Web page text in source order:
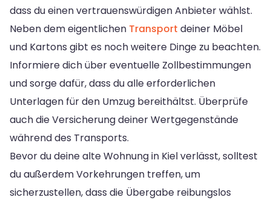
dass du einen vertrauenswürdigen Anbieter wählst.
Neben dem eigentlichen Transport deiner Möbel
und Kartons gibt es noch weitere Dinge zu beachten.
Informiere dich über eventuelle Zollbestimmungen
und sorge dafür, dass du alle erforderlichen
Unterlagen für den Umzug bereithältst. Überprüfe
auch die Versicherung deiner Wertgegenstände
während des Transports.
Bevor du deine alte Wohnung in Kiel verlässt, solltest
du außerdem Vorkehrungen treffen, um
sicherzustellen, dass die Übergabe reibungslos